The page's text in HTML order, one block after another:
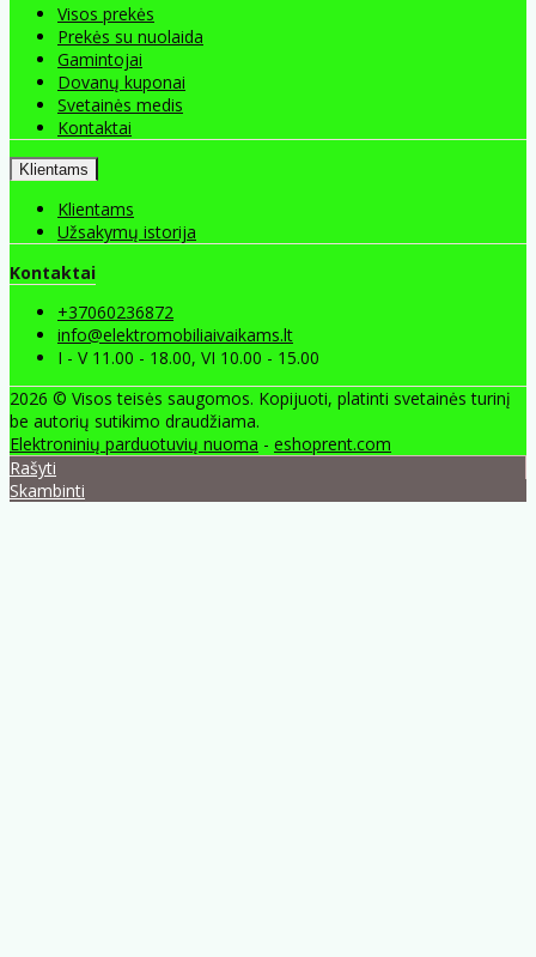
Visos prekės
Prekės su nuolaida
Gamintojai
Dovanų kuponai
Svetainės medis
Kontaktai
Klientams
Klientams
Užsakymų istorija
Kontaktai
+37060236872
info@elektromobiliaivaikams.lt
I - V 11.00 - 18.00, VI 10.00 - 15.00
2026 © Visos teisės saugomos. Kopijuoti, platinti svetainės turinį
be autorių sutikimo draudžiama.
Elektroninių parduotuvių nuoma - eshoprent.com
Rašyti
Skambinti